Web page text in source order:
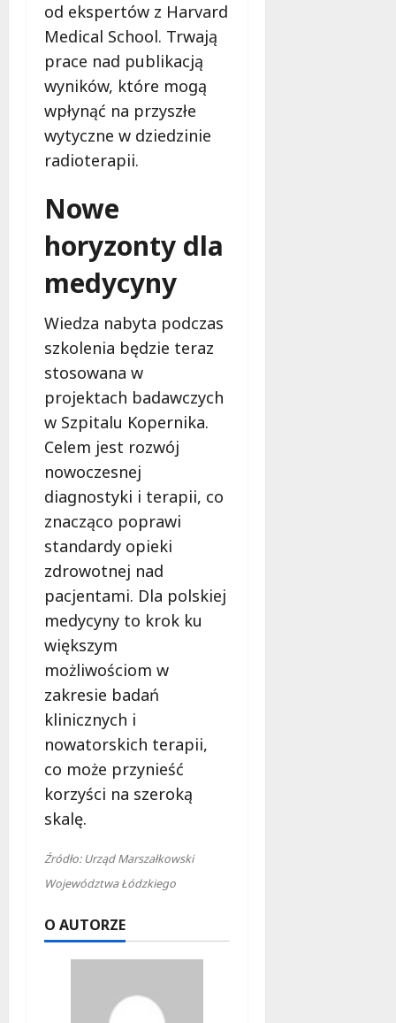
od ekspertów z Harvard
Medical School. Trwają
prace nad publikacją
wyników, które mogą
wpłynąć na przyszłe
wytyczne w dziedzinie
radioterapii.
Nowe
horyzonty dla
medycyny
Wiedza nabyta podczas
szkolenia będzie teraz
stosowana w
projektach badawczych
w Szpitalu Kopernika.
Celem jest rozwój
nowoczesnej
diagnostyki i terapii, co
znacząco poprawi
standardy opieki
zdrowotnej nad
pacjentami. Dla polskiej
medycyny to krok ku
większym
możliwościom w
zakresie badań
klinicznych i
nowatorskich terapii,
co może przynieść
korzyści na szeroką
skalę.
Źródło: Urząd Marszałkowski
Województwa Łódzkiego
O AUTORZE